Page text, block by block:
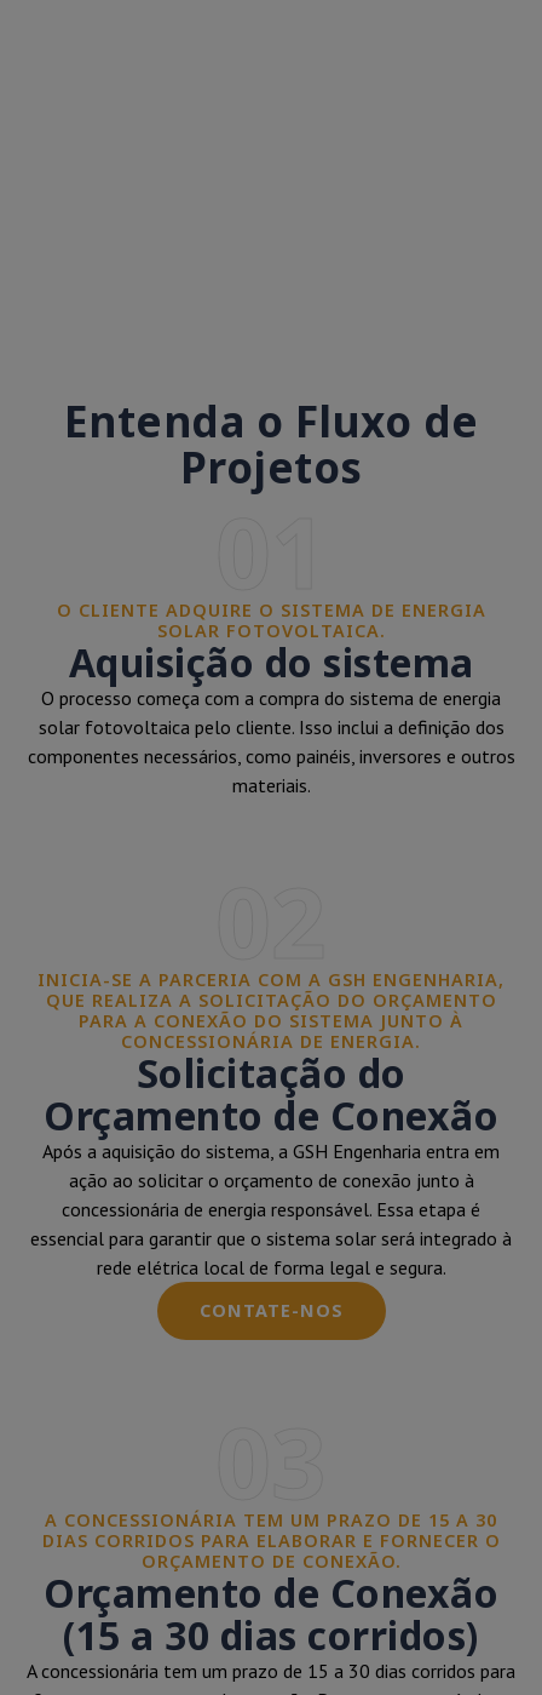
Entenda o Fluxo de
Projetos
O CLIENTE ADQUIRE O SISTEMA DE ENERGIA
SOLAR FOTOVOLTAICA.
Aquisição do sistema
O processo começa com a compra do sistema de energia
solar fotovoltaica pelo cliente. Isso inclui a definição dos
componentes necessários, como painéis, inversores e outros
materiais.
INICIA-SE A PARCERIA COM A GSH ENGENHARIA,
QUE REALIZA A SOLICITAÇÃO DO ORÇAMENTO
PARA A CONEXÃO DO SISTEMA JUNTO À
CONCESSIONÁRIA DE ENERGIA.
Solicitação do
Orçamento de Conexão
Após a aquisição do sistema, a GSH Engenharia entra em
ação ao solicitar o orçamento de conexão junto à
concessionária de energia responsável. Essa etapa é
essencial para garantir que o sistema solar será integrado à
rede elétrica local de forma legal e segura.
CONTATE-NOS
A CONCESSIONÁRIA TEM UM PRAZO DE 15 A 30
DIAS CORRIDOS PARA ELABORAR E FORNECER O
ORÇAMENTO DE CONEXÃO.
Orçamento de Conexão
(15 a 30 dias corridos)
A concessionária tem um prazo de 15 a 30 dias corridos para